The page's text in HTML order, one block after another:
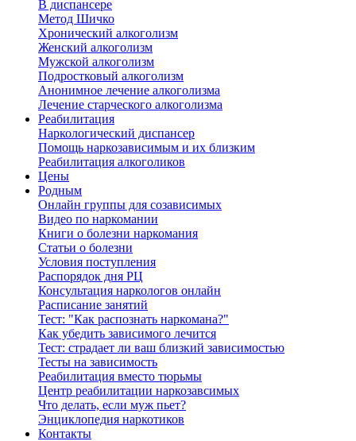
В диспансере
Метод Шичко
Хронический алкоголизм
Женский алкоголизм
Мужской алкоголизм
Подростковый алкоголизм
Анонимное лечение алкоголизма
Лечение старческого алкоголизма
Реабилитация
Наркологический диспансер
Помощь наркозависимым и их близким
Реабилитация алкоголиков
Цены
Родным
Онлайн группы для созависимых
Видео по наркомании
Книги о болезни наркомания
Статьи о болезни
Условия поступления
Распорядок дня РЦ
Консультация наркологов онлайн
Расписание занятий
Тест: "Как распознать наркомана?"
Как убедить зависимого лечится
Тест: страдает ли ваш близкий зависимостью
Тесты на зависимость
Реабилитация вместо тюрьмы
Центр реабилитации наркозавсимых
Что делать, если муж пьет?
Энциклопедия наркотиков
Контакты